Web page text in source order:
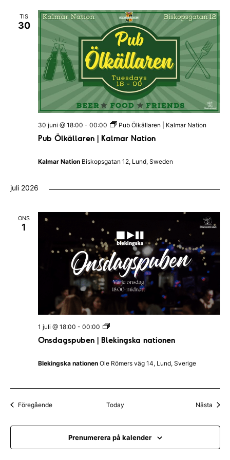
B
e
k
n
g
s
k
a
n
a
t
i
n
t
H
a
a
n
d
s
N
a
t
o
TIS
30
Pub Ölkällaren | Kalmar Nation
30 juni @ 18:00 - 00:00 Pub Ölkällaren | Kalmar Nation
Kalmar Nation Biskopsgatan 12, Lund, Sweden
juli 2026
ONS
1
Onsdagspuben | Blekingska nationen
1 juli @ 18:00 - 00:00
O
s
g
e
|
l
e
Blekingska nationen Ole Römers väg 14, Lund, Sverige
FöregåendeEvenemang Today Nästa
Prenumerera på kalender